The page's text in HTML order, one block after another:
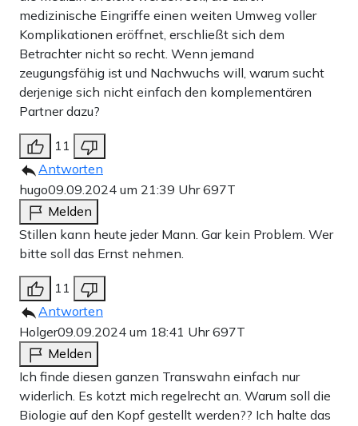
medizinische Eingriffe einen weiten Umweg voller
Komplikationen eröffnet, erschließt sich dem
Betrachter nicht so recht. Wenn jemand
zeugungsfähig ist und Nachwuchs will, warum sucht
derjenige sich nicht einfach den komplementären
Partner dazu?
11
Antworten
hugo09.09.2024 um 21:39 Uhr697T
Melden
Stillen kann heute jeder Mann. Gar kein Problem. Wer
bitte soll das Ernst nehmen.
11
Antworten
Holger09.09.2024 um 18:41 Uhr697T
Melden
Ich finde diesen ganzen Transwahn einfach nur
widerlich. Es kotzt mich regelrecht an. Warum soll die
Biologie auf den Kopf gestellt werden?? Ich halte das